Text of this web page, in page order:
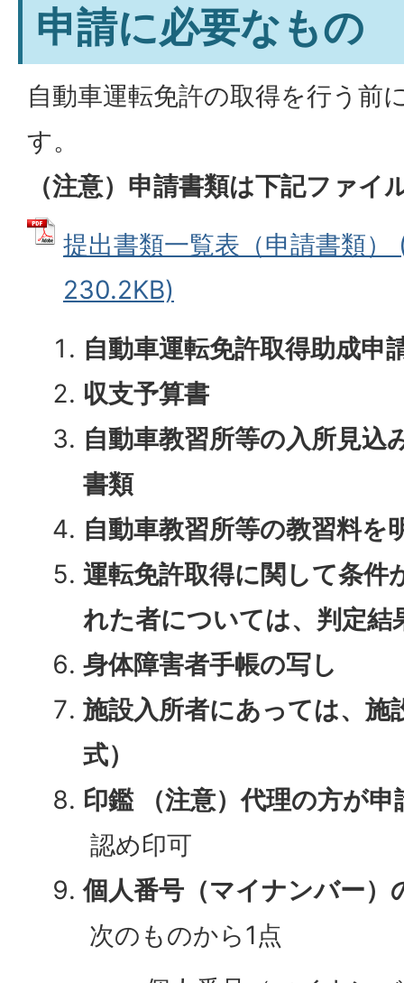
申請に必要なもの
自動車運転免許の取得を行う前
す。
（注意）申請書類は下記ファイ
提出書類一覧表（申請書類）
230.2KB)
自動車運転免許取得助成申
収支予算書
自動車教習所等の入所見込
書類
自動車教習所等の教習料を
運転免許取得に関して条件
れた者については、判定結
身体障害者手帳の写し
施設入所者にあっては、施
式）
印鑑 （注意）代理の方が申
認め印可
個人番号（マイナンバー）
次のものから1点